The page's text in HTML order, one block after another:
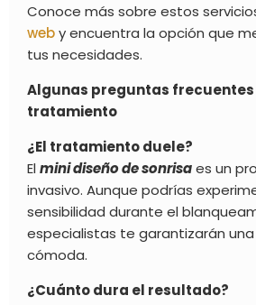
Conoce más sobre estos
weby encuentra la opción que
tus necesidades.
Algunas preguntas frecuentes
tratamiento
¿El tratamiento duele?
El mini diseño de sonrisaes un
invasivo. Aunque podrías
sensibilidad durante el
especialistas te garantizarán
cómoda.
¿Cuánto dura el resultado?